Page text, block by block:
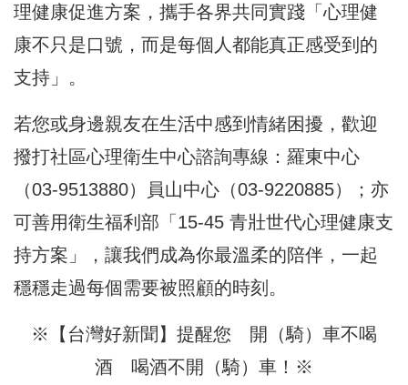
理健康促進方案，攜手各界共同實踐「心理健
康不只是口號，而是每個人都能真正感受到的
支持」。
若您或身邊親友在生活中感到情緒困擾，歡迎
撥打社區心理衛生中心諮詢專線：羅東中心
（03-9513880）員山中心（03-9220885）；亦
可善用衛生福利部「15-45 青壯世代心理健康支
持方案」，讓我們成為你最溫柔的陪伴，一起
穩穩走過每個需要被照顧的時刻。
※【台灣好新聞】提醒您 開（騎）車不喝
酒 喝酒不開（騎）車！※